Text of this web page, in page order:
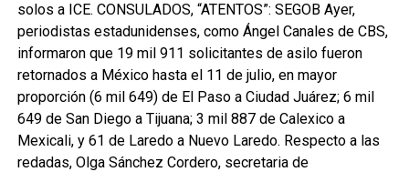
solos a ICE. CONSULADOS, “ATENTOS”: SEGOB Ayer,
periodistas estadunidenses, como Ángel Canales de CBS,
informaron que 19 mil 911 solicitantes de asilo fueron
retornados a México hasta el 11 de julio, en mayor
proporción (6 mil 649) de El Paso a Ciudad Juárez; 6 mil
649 de San Diego a Tijuana; 3 mil 887 de Calexico a
Mexicali, y 61 de Laredo a Nuevo Laredo. Respecto a las
redadas, Olga Sánchez Cordero, secretaria de